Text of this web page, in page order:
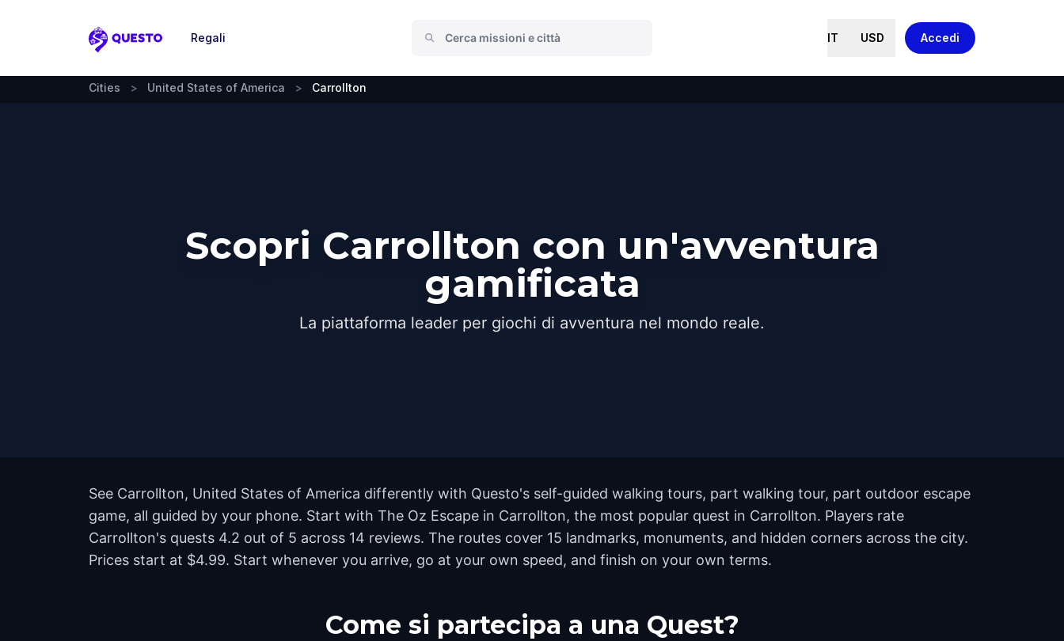
Questo
Regali IT USD Accedi
Cities > United States of America > Carrollton
Scopri Carrollton con un'avventura
gamificata
La piattaforma leader per giochi di avventura nel mondo reale.
See Carrollton, United States of America differently with Questo's self-guided walking tours, part walking tour, part outdoor escape
game, all guided by your phone. Start with The Oz Escape in Carrollton, the most popular quest in Carrollton. Players rate
Carrollton's quests 4.2 out of 5 across 14 reviews. The routes cover 15 landmarks, monuments, and hidden corners across the city.
Prices start at $4.99. Start whenever you arrive, go at your own speed, and finish on your own terms.
Come si partecipa a una Quest?